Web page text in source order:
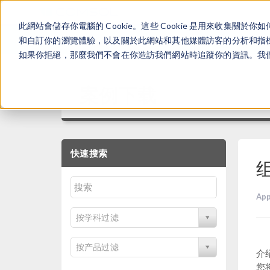
此網站會儲存你電腦的 Cookie。這些 Cookie 是用來收集關於你
和自訂你的瀏覽體驗，以及關於此網站和其他媒體訪客的分析和
如果你拒絕，那麼我們不會在你造訪我們網站時追蹤你的資訊。
快速搜索
按学科过滤
按产品过滤
介
您